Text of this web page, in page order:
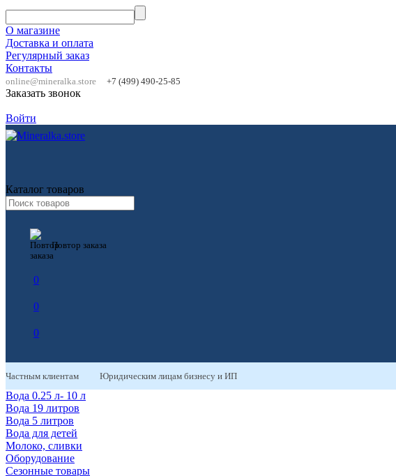
О магазине
Доставка и оплата
Регулярный заказ
Контакты
online@mineralka.store +7 (499) 490-25-85
Заказать звонок
Войти
Каталог товаров
Повтор заказа
0
0
0
Частным клиентам Юридическим лицам бизнесу и ИП
Вода 0.25 л- 10 л
Вода 19 литров
Вода 5 литров
Вода для детей
Молоко, сливки
Оборудование
Сезонные товары